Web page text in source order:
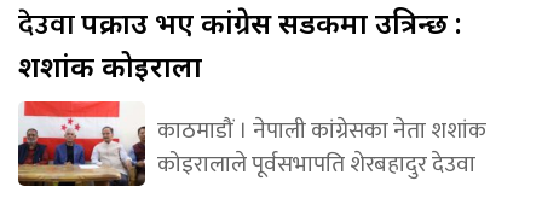
देउवापक्राउ भए कांग्रेस सडकमा उत्रिन्छ :
शशांक कोइराला
काठमाडौं । नेपाली कांग्रेसका नेता शशांक
कोइरालाले पूर्वसभापति शेरबहादुर देउवा